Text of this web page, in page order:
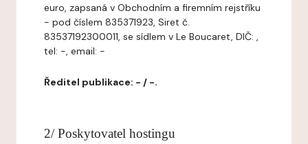
euro, zapsaná v Obchodním a firemním rejstříku
- pod číslem 835371923, Siret č.
83537192300011, se sídlem v Le Boucaret, DIČ: ,
tel: -, email: -
Ředitel publikace: - / -.
2/ Poskytovatel hostingu